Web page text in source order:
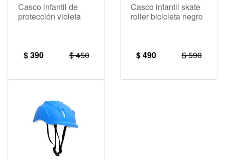
Casco infantil de
protección violeta
$ 390 $ 450
Casco infantil skate
roller bicicleta negro
$ 490 $ 590